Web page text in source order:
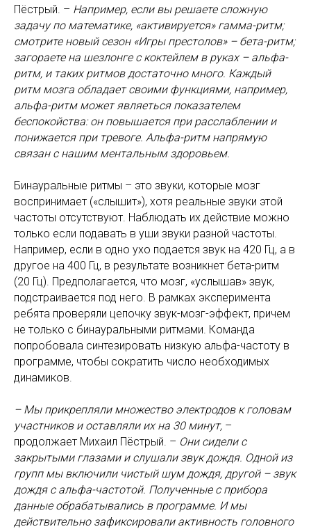
Пёстрый. – Например, если вы решаете сложную
задачу по математике, «активируется» гамма-ритм;
смотрите новый сезон «Игры престолов» – бета-ритм;
загораете на шезлонге с коктейлем в руках – альфа-
ритм, и таких ритмов достаточно много. Каждый
ритм мозга обладает своими функциями, например,
альфа-ритм может являеться показателем
беспокойства: он повышается при расслаблении и
понижается при тревоге. Альфа-ритм напрямую
связан с нашим ментальным здоровьем.
Бинауральные ритмы – это звуки, которые мозг
воспринимает («слышит»), хотя реальные звуки этой
частоты отсутствуют. Наблюдать их действие можно
только если подавать в уши звуки разной частоты.
Например, если в одно ухо подается звук на 420 Гц, а в
другое на 400 Гц, в результате возникнет бета-ритм
(20 Гц). Предполагается, что мозг, «услышав» звук,
подстраивается под него. В рамках эксперимента
ребята проверяли цепочку звук-мозг-эффект, причем
не только с бинауральными ритмами. Команда
попробовала синтезировать низкую альфа-частоту в
программе, чтобы сократить число необходимых
динамиков.
– Мы прикрепляли множество электродов к головам
участников и оставляли их на 30 минут, –
продолжает Михаил Пёстрый. – Они сидели с
закрытыми глазами и слушали звук дождя. Одной из
групп мы включили чистый шум дождя, другой – звук
дождя с альфа-частотой. Полученные с прибора
данные обрабатывались в программе. И мы
действительно зафиксировали активность головного